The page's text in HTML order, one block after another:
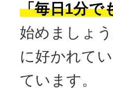
「毎日1分で
始めましょ
に好かれて
ています。